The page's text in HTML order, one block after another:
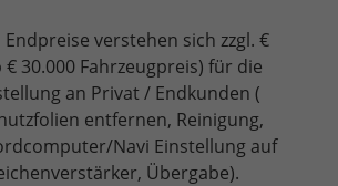
verstehen sich zzgl. €
€ 30.000 Fahrzeugpreis) für die
an Privat / Endkunden (
entfernen, Reinigung,
Navi Einstellung auf
Übergabe).